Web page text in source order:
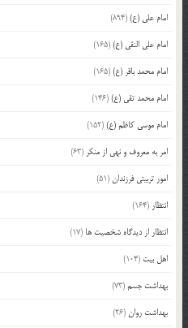
امام علی (ع)(894)
امام علی النقی (ع)(165)
امام محمد باقر (ع)(165)
امام محمد تقی (ع)(146)
امام موسی کاظم (ع)(152)
امر به معروف و نهی از منکر (63)
امور تربیتی فرزندان(51)
انتظار (164)
انتظار از دیدگاه شخصیت ها (17)
اهل بیت (104)
بهداشت جسم(73)
بهداشت روان(26)